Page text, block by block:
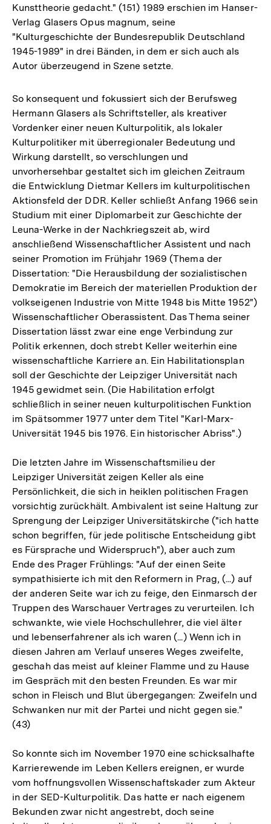
Kunsttheorie gedacht." (151) 1989 erschien im Hanser-
Verlag Glasers Opus magnum, seine
"Kulturgeschichte der Bundesrepublik Deutschland
1945-1989" in drei Bänden, in dem er sich auch als
Autor überzeugend in Szene setzte.
So konsequent und fokussiert sich der Berufsweg
Hermann Glasers als Schriftsteller, als kreativer
Vordenker einer neuen Kulturpolitik, als lokaler
Kulturpolitiker mit überregionaler Bedeutung und
Wirkung darstellt, so verschlungen und
unvorhersehbar gestaltet sich im gleichen Zeitraum
die Entwicklung Dietmar Kellers im kulturpolitischen
Aktionsfeld der DDR. Keller schließt Anfang 1966 sein
Studium mit einer Diplomarbeit zur Geschichte der
Leuna-Werke in der Nachkriegszeit ab, wird
anschließend Wissenschaftlicher Assistent und nach
seiner Promotion im Frühjahr 1969 (Thema der
Dissertation: "Die Herausbildung der sozialistischen
Demokratie im Bereich der materiellen Produktion der
volkseigenen Industrie von Mitte 1948 bis Mitte 1952")
Wissenschaftlicher Oberassistent. Das Thema seiner
Dissertation lässt zwar eine enge Verbindung zur
Politik erkennen, doch strebt Keller weiterhin eine
wissenschaftliche Karriere an. Ein Habilitationsplan
soll der Geschichte der Leipziger Universität nach
1945 gewidmet sein. (Die Habilitation erfolgt
schließlich in seiner neuen kulturpolitischen Funktion
im Spätsommer 1977 unter dem Titel "Karl-Marx-
Universität 1945 bis 1976. Ein historischer Abriss".)
Die letzten Jahre im Wissenschaftsmilieu der
Leipziger Universität zeigen Keller als eine
Persönlichkeit, die sich in heiklen politischen Fragen
vorsichtig zurückhält. Ambivalent ist seine Haltung zur
Sprengung der Leipziger Universitätskirche ("ich hatte
schon begriffen, für jede politische Entscheidung gibt
es Fürsprache und Widerspruch"), aber auch zum
Ende des Prager Frühlings: "Auf der einen Seite
sympathisierte ich mit den Reformern in Prag, (...) auf
der anderen Seite war ich zu feige, den Einmarsch der
Truppen des Warschauer Vertrages zu verurteilen. Ich
schwankte, wie viele Hochschullehrer, die viel älter
und lebenserfahrener als ich waren (...) Wenn ich in
diesen Jahren am Verlauf unseres Weges zweifelte,
geschah das meist auf kleiner Flamme und zu Hause
im Gespräch mit den besten Freunden. Es war mir
schon in Fleisch und Blut übergegangen: Zweifeln und
Schwanken nur mit der Partei und nicht gegen sie."
(43)
So konnte sich im November 1970 eine schicksalhafte
Karrierewende im Leben Kellers ereignen, er wurde
vom hoffnungsvollen Wissenschaftskader zum Akteur
in der SED-Kulturpolitik. Das hatte er nach eigenem
Bekunden zwar nicht angestrebt, doch seine